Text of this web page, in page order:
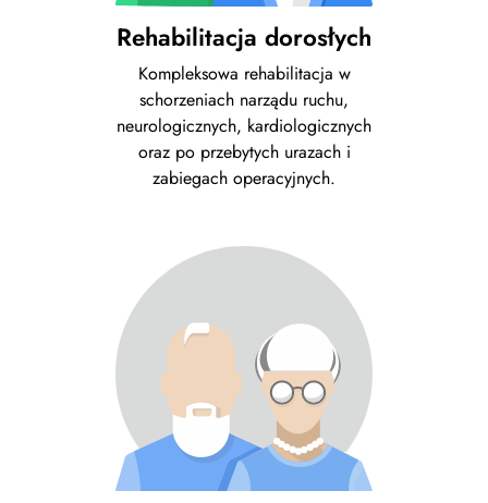
Rehabilitacja dorosłych
Kompleksowa rehabilitacja w
schorzeniach narządu ruchu,
neurologicznych, kardiologicznych
oraz po przebytych urazach i
zabiegach operacyjnych.